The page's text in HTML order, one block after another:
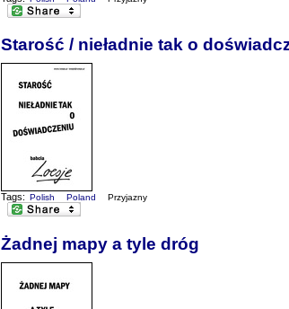
Starość / nieładnie tak o
Tags: Polish Poland Przyjazny
Żadnej mapy a tyle dróg